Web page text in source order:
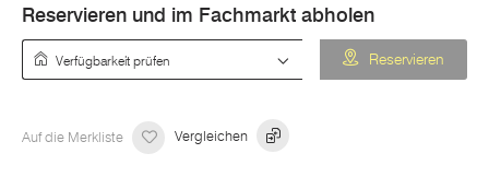
Reservieren und im Fachmarkt abholen
Reservieren
Auf die Merkliste Vergleichen